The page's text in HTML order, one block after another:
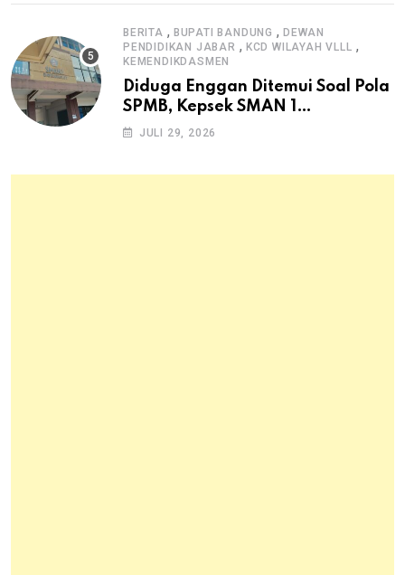
BERITA , BUPATI BANDUNG ,DEWAN
PENDIDIKAN JABAR , KCD WILAYAH VLLL ,
KEMENDIKDASMEN
Diduga Enggan Ditemui Soal Pola
SPMB, Kepsek SMAN 1
Dayeuhkolot Dikeluhkan Orang
JULI 29, 2026